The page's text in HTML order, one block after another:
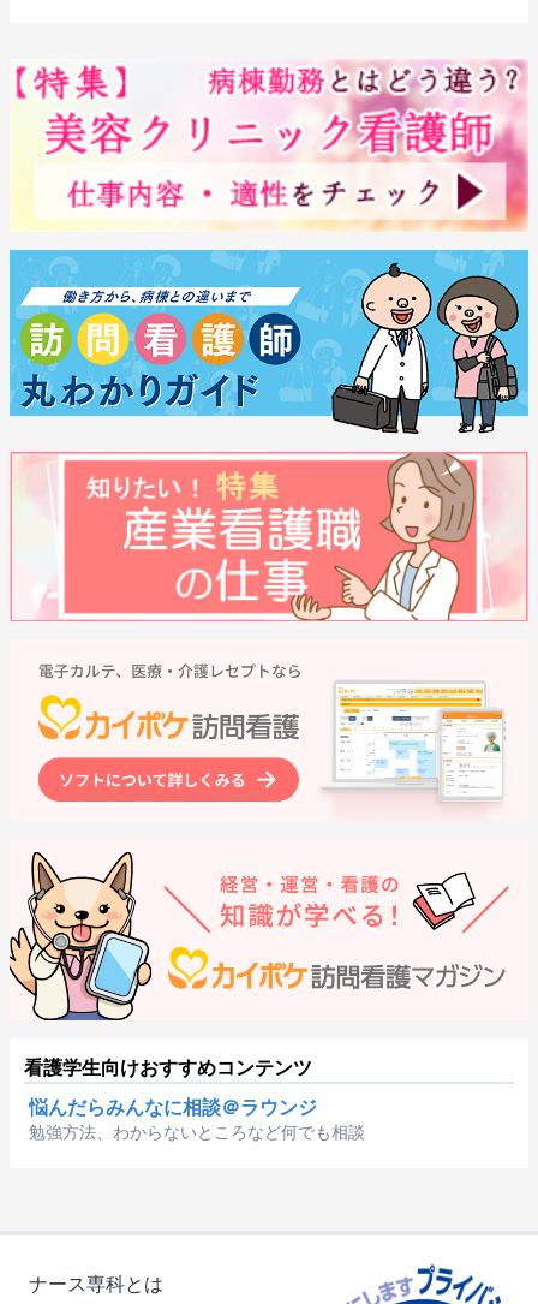
看護学生向けおすすめコンテンツ
悩んだらみんなに相談＠ラウンジ
勉強方法、わからないところなど何でも相談
ナース専科とは